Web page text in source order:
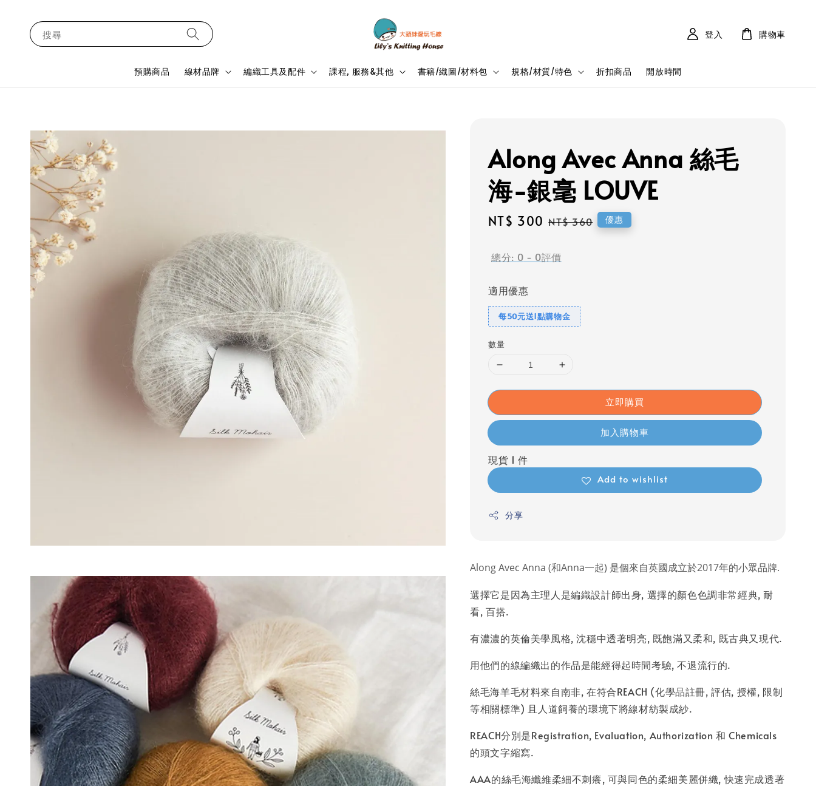
搜尋
預購商品 線材品牌 編織工具及配件 課程, 服務&其他 書籍/織圖/材料包 規格/材質/特色 折扣商品 開放時間
登入 購物車
Along Avec Anna 絲毛
海-銀毫 LOUVE
Sale
NT$ 300 Regular
NT$ 360 優惠
總分: 0 - 0評價
適用優惠
每50元送1點購物金
數量
立即購買
加入購物車
現貨 1 件
Add to wishlist
分享
Along Avec Anna (和Anna一起) 是個來自英國成立於2017年的小眾品牌.
選擇它是因為主理人是編織設計師出身, 選擇的顏色色調非常經典, 耐
看, 百搭.
有濃濃的英倫美學風格, 沈穩中透著明亮, 既飽滿又柔和, 既古典又現代.
用他們的線編織出的作品是能經得起時間考驗, 不退流行的.
絲毛海羊毛材料來自南非, 在符合REACH (化學品註冊, 評估, 授權, 限制
等相關標準) 且人道飼養的環境下將線材紡製成紗.
REACH分別是Registration, Evaluation, Authorization 和 Chemicals
的頭文字縮寫.
AAA的絲毛海纖維柔細不刺癢, 可與同色的柔細美麗併織, 快速完成透著